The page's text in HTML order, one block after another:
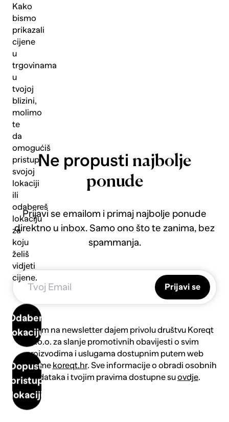
Kako
bismo
prikazali
cijene
u
trgovinama
u
tvojoj
blizini,
molimo
te
da
omogućiš
pristup
svojoj
lokaciji
ili
odabereš
lokaciju
za
koju
želiš
vidjeti
cijene.
Odaberi
lokaciju
Dopusti
pristup
lokaciji
Pošalji
Ne propusti najbolje
ponude
Prijavi se emailom i primaj najbolje ponude
direktno u inbox. Samo ono što te zanima, bez
spammanja.
Prijavi se
Prijavom na newsletter dajem privolu društvu Koreqt
d.o.o. za slanje promotivnih obavijesti o svim
proizvodima i uslugama dostupnim putem web
platforme koreqt.hr. Sve informacije o obradi osobnih
podataka i tvojim pravima dostupne suovdje.